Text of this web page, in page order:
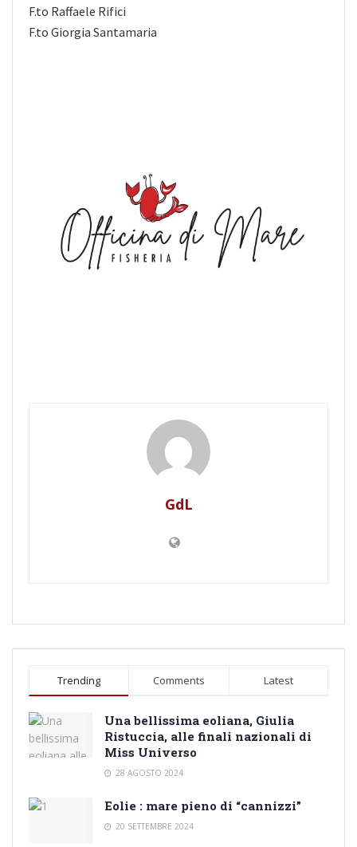
F.to Raffaele Rifici
F.to Giorgia Santamaria
GdL
Trending Comments Latest
Una bellissima eoliana, Giulia
Ristuccia, alle finali nazionali di
Miss Universo
28 AGOSTO 2024
Eolie : mare pieno di “cannizzi”
20 SETTEMBRE 2024